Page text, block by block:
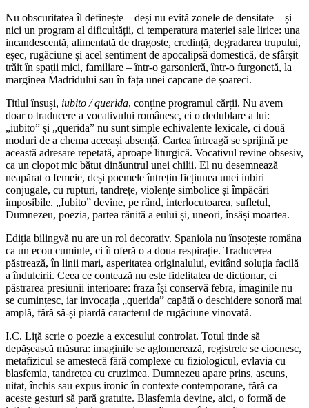
Nu obscuritatea îl definește – deși nu evită zonele de densitate – și
nici un program al dificultății, ci temperatura materiei sale lirice: una
incandescentă, alimentată de dragoste, credință, degradarea trupului,
eșec, rugăciune și acel sentiment de apocalipsă domestică, de sfârșit
trăit în spații mici, familiare – într-o garsonieră, într-o furgonetă, la
marginea Madridului sau în fața unei capcane de șoareci.
Titlul însuși, iubito / querida, conține programul cărții. Nu avem
doar o traducere a vocativului românesc, ci o dedublare a lui:
„iubito” și „querida” nu sunt simple echivalente lexicale, ci două
moduri de a chema aceeași absență. Cartea întreagă se sprijină pe
această adresare repetată, aproape liturgică. Vocativul revine obsesiv,
ca un clopot mic bătut dinăuntrul unei chilii. El nu desemnează
neapărat o femeie, deși poemele întrețin ficțiunea unei iubiri
conjugale, cu rupturi, tandrețe, violențe simbolice și împăcări
imposibile. „Iubito” devine, pe rând, interlocutoarea, sufletul,
Dumnezeu, poezia, partea rănită a eului și, uneori, însăși moartea.
Ediția bilingvă nu are un rol decorativ. Spaniola nu însoțește româna
ca un ecou cuminte, ci îi oferă o a doua respirație. Traducerea
păstrează, în linii mari, asperitatea originalului, evitând soluția facilă
a îndulcirii. Ceea ce contează nu este fidelitatea de dicționar, ci
păstrarea presiunii interioare: fraza își conservă febra, imaginile nu
se cumințesc, iar invocația „querida” capătă o deschidere sonoră mai
amplă, fără să-și piardă caracterul de rugăciune vinovată.
I.C. Liță scrie o poezie a excesului controlat. Totul tinde să
depășească măsura: imaginile se aglomerează, registrele se ciocnesc,
metafizicul se amestecă fără complexe cu fiziologicul, evlavia cu
blasfemia, tandrețea cu cruzimea. Dumnezeu apare prins, ascuns,
uitat, închis sau expus ironic în contexte contemporane, fără ca
aceste gesturi să pară gratuite. Blasfemia devine, aici, o formă de